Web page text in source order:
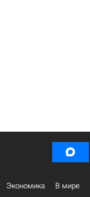
Экономика В мире